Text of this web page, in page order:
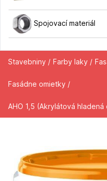
Spojovací materiál
Stavebniny / Farby laky /
Fasádne omietky /
AHO 1,5 (Akrylátová